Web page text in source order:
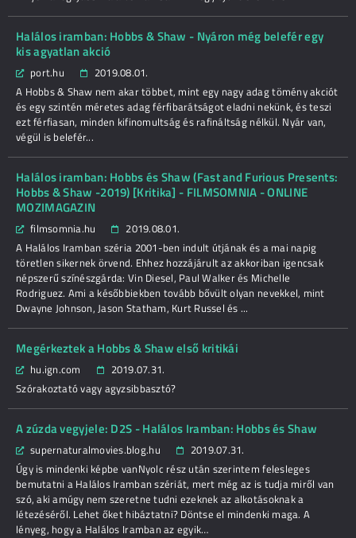
Halálos iramban: Hobbs & Shaw - Nyáron még belefér egy
kis agyatlan akció
port.hu
2019.08.01.
A Hobbs & Shaw nem akar többet, mint egy nagy adag tömény akciót
és egy szintén méretes adag férfibarátságot eladni nekünk, és teszi
ezt férfiasan, minden kifinomultság és rafináltság nélkül. Nyár van,
végül is belefér...
Halálos iramban: Hobbs és Shaw (Fast and Furious Presents:
Hobbs & Shaw -2019) [Kritika] - FILMSOMNIA - ONLINE
MOZIMAGAZIN
filmsomnia.hu
2019.08.01.
​A Halálos Iramban széria 2001-ben indult útjának és a mai napig
töretlen sikernek örvend. Ehhez hozzájárult az akkoriban igencsak
népszerű színészgárda: Vin Diesel, Paul Walker és Michelle
Rodriguez. Ami a későbbiekben tovább bővült olyan nevekkel, mint
Dwayne Johnson, Jason Statham, Kurt Russel és ...
Megérkeztek a Hobbs & Shaw első kritikái
hu.ign.com
2019.07.31.
Szórakoztató vagy agyzsibbasztó?
A zúzda vegyjele: D2S - Halálos Iramban: Hobbs és Shaw
supernaturalmovies.blog.hu
2019.07.31.
Úgy is mindenki képbe vanNyolc rész után szerintem felesleges
bemutatni a Halálos Iramban szériát, mert még az is tudja miről van
szó, aki amúgy nem szeretne tudni ezeknek az alkotásoknak a
létezéséről. Lehet őket hibáztatni? Döntse el mindenki maga. A
lényeg, hogy a Halálos Iramban az egyik…